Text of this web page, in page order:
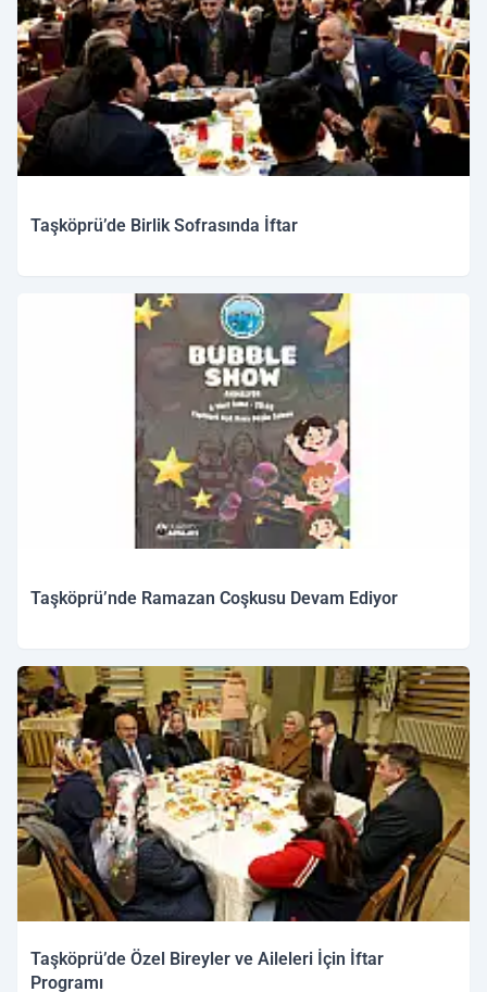
Taşköprü’de Birlik Sofrasında İftar
Taşköprü’nde Ramazan Coşkusu Devam Ediyor
Taşköprü’de Özel Bireyler ve Aileleri İçin İftar
Programı